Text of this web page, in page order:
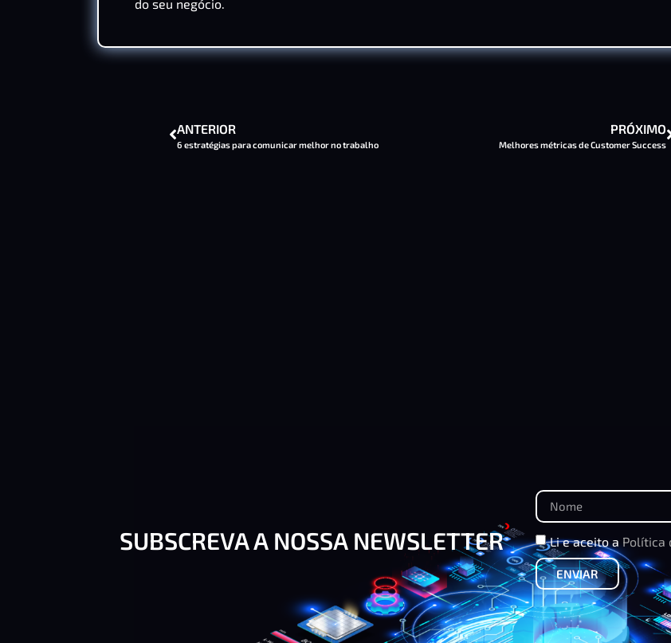
do seu negócio.
ANTERIOR
6 estratégias para comunicar melhor no trabalho
PRÓXIMO
Melhores métricas de Customer Success
SUBSCREVA A NOSSA NEWSLETTER Li e aceito a Política
ENVIAR